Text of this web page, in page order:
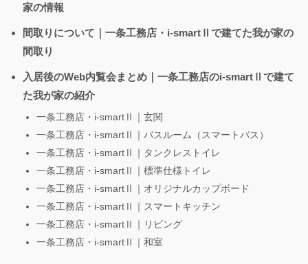
家の情報
間取りについて｜一条工務店・i-smartⅡで建てた我が家の
間取り
入居後のWeb内覧会まとめ｜一条工務店のi-smartⅡで建て
た我が家の紹介
一条工務店・i-smartⅡ｜玄関
一条工務店・i-smartⅡ｜バスルーム（スマートバス）
一条工務店・i-smartⅡ｜タンクレストイレ
一条工務店・i-smartⅡ｜標準仕様トイレ
一条工務店・i-smartⅡ｜オリジナルカップボード
一条工務店・i-smartⅡ｜スマートキッチン
一条工務店・i-smartⅡ｜リビング
一条工務店・i-smartⅡ｜和室